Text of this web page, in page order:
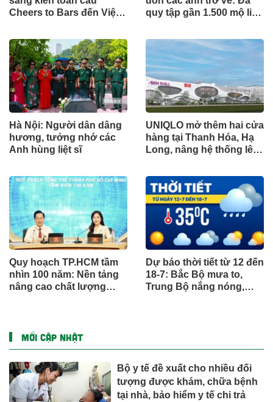
Cheers to Bars đến Việt
quy tập gần 1.500 mộ liệt
Hà Nội: Người dân dâng
hương, tưởng nhớ các
Anh hùng liệt sĩ
UNIQLO mở thêm hai cửa
hàng tại Thanh Hóa, Hạ
Long, nâng hệ thống lên
quốc
Quy hoạch TP.HCM tầm
nhìn 100 năm: Nền tảng
nâng cao chất lượng
Dự báo thời tiết từ 12 đến
18-7: Bắc Bộ mưa to,
Trung Bộ nắng nóng,
MỚI CẬP NHẬT
Bộ y tế đề xuất cho nhiều đối
tượng được khám, chữa bệnh
tại nhà, bảo hiểm y tế chi trả